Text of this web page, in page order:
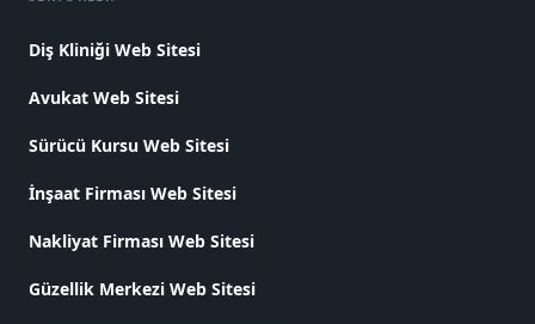
Diş Kliniği Web Sitesi
Avukat Web Sitesi
Sürücü Kursu Web Sitesi
İnşaat Firması Web Sitesi
Nakliyat Firması Web Sitesi
Güzellik Merkezi Web Sitesi